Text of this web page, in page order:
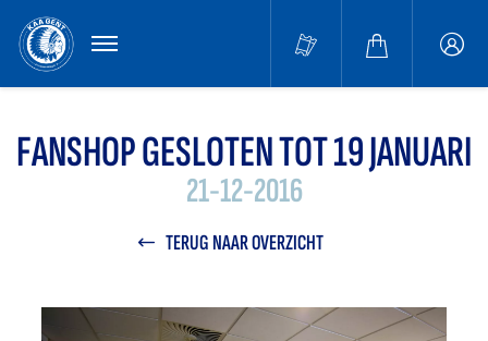
MENU
FANSHOP GESLOTEN TOT 19 JANUARI
21-12-2016
TERUG NAAR OVERZICHT